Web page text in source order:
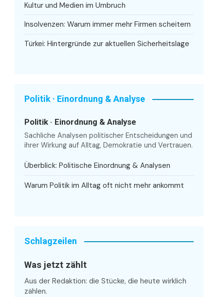
Kultur und Medien im Umbruch
Insolvenzen: Warum immer mehr Firmen scheitern
Türkei: Hintergründe zur aktuellen Sicherheitslage
Politik · Einordnung & Analyse
Politik · Einordnung & Analyse
Sachliche Analysen politischer Entscheidungen und
ihrer Wirkung auf Alltag, Demokratie und Vertrauen.
Überblick: Politische Einordnung & Analysen
Warum Politik im Alltag oft nicht mehr ankommt
Schlagzeilen
Was jetzt zählt
Aus der Redaktion: die Stücke, die heute wirklich
zählen.